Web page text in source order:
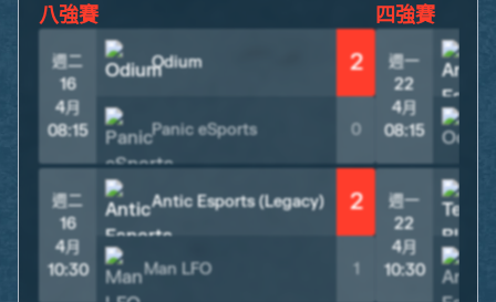
八強賽
週二
16
4月
08:15
Odium 2
Panic eSports 0
週二
16
4月
10:30
Antic Esports (Legacy) 2
Man LFO 1
四強賽
週一
22
4月
08:15
週一
22
4月
10:30